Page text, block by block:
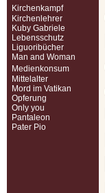
Kirchenkampf
Kirchenlehrer
Kuby Gabriele
Lebensschutz
Liguoribücher
Man and Woman
Medienkonsum
Mittelalter
Mord im Vatikan
Opferung
Only you
Pantaleon
Pater Pio